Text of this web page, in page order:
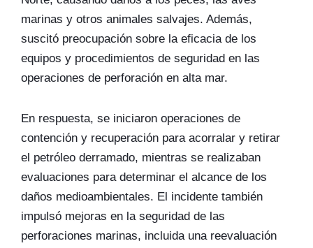
marinas y otros animales salvajes. Además,
suscitó preocupación sobre la eficacia de los
equipos y procedimientos de seguridad en las
operaciones de perforación en alta mar.
En respuesta, se iniciaron operaciones de
contención y recuperación para acorralar y retirar
el petróleo derramado, mientras se realizaban
evaluaciones para determinar el alcance de los
daños medioambientales. El incidente también
impulsó mejoras en la seguridad de las
perforaciones marinas, incluida una reevaluación